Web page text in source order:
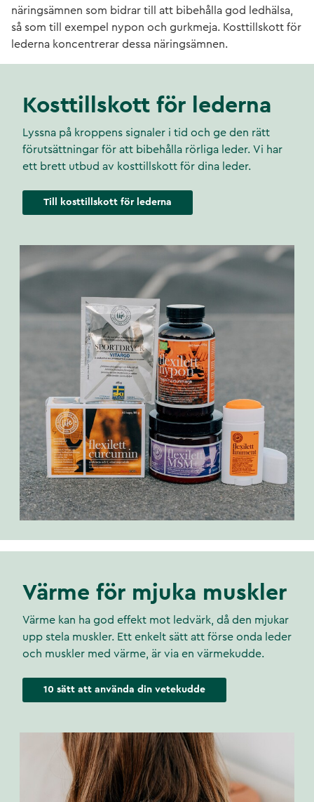
näringsämnen som bidrar till att bibehålla god ledhälsa,
så som till exempel nypon och gurkmeja. Kosttillskott för
lederna koncentrerar dessa näringsämnen.
Kosttillskott för lederna
Lyssna på kroppens signaler i tid och ge den rätt
förutsättningar för att bibehålla rörliga leder. Vi har
ett brett utbud av kosttillskott för dina leder.
Till kosttillskott för lederna
Värme för mjuka muskler
Värme kan ha god effekt mot ledvärk, då den mjukar
upp stela muskler. Ett enkelt sätt att förse onda leder
och muskler med värme, är via en värmekudde.
10 sätt att använda din vetekudde